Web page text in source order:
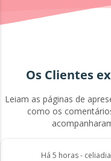
Os Clientes
Leiam as páginas de
como os
Há 5 horas -